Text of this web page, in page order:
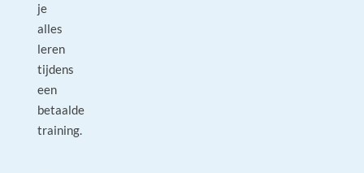
je
alles
leren
tijdens
een
betaalde
training.